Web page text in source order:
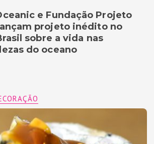
e Fundação Projeto
projeto inédito no
sobre a vida nas
do oceano